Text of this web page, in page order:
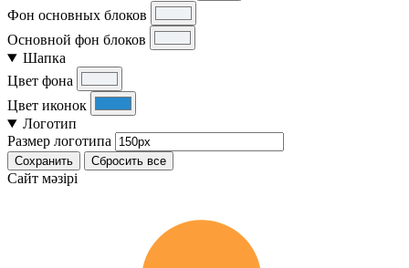
Фон основных блоков
Основной фон блоков
Шапка
Цвет фона
Цвет иконок
Логотип
Размер логотипа
Сохранить Сбросить все
Cайт мәзірі